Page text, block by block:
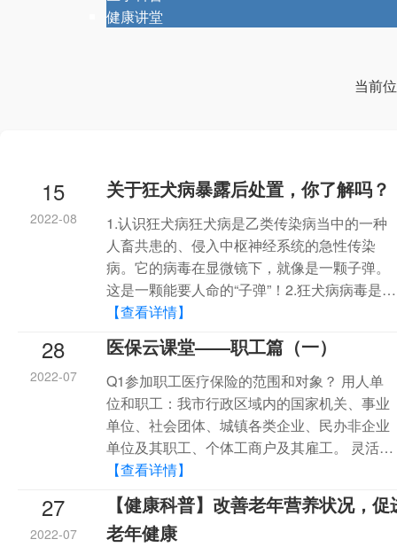
健康讲堂
当前
15
2022-08
关于狂犬病暴露后处置，你了解吗？
1.认识狂犬病狂犬病是乙类传染病当中的一种
人畜共患的、侵入中枢神经系统的急性传染
病。它的病毒在显微镜下，就像是一颗子弹。
这是一颗能要人命的“子弹”！2.狂犬病病毒是…
【查看详情】
28
2022-07
医保云课堂——职工篇（一）
Q1参加职工医疗保险的范围和对象？ 用人单
位和职工：我市行政区域内的国家机关、事业
单位、社会团体、城镇各类企业、民办非企业
单位及其职工、个体工商户及其雇工。 灵活…
【查看详情】
27
2022-07
【健康科普】改善老年营养状况，促
老年健康